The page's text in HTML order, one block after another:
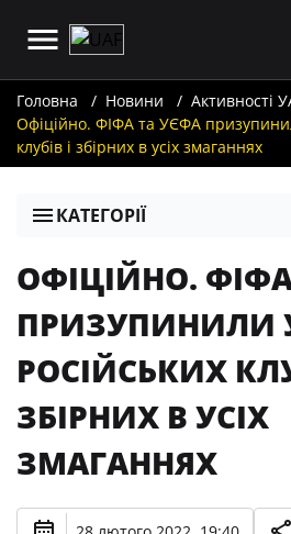
Головна Новини
Активності
Офіційно. ФІФА та УЄФА
клубів і збірних в усіх змаганнях
КАТЕГОРІЇ
ОФІЦІЙНО.
ПРИЗУПИНИЛИ
РОСІЙСЬКИХ
ЗБІРНИХ В УСІХ
ЗМАГАННЯХ